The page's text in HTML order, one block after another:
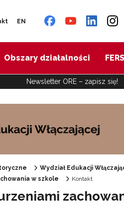
EN
Obszary działalności FERS
Newsletter ORE – zapisz się!
edukacyjne"
Wydział Edukacji
w szkole
Kontakt